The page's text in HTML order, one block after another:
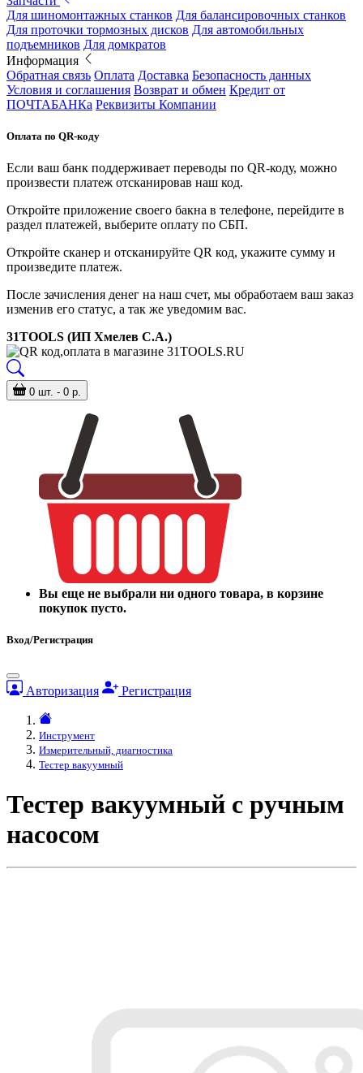
Для шиномонтажных станков Для балансировочных станков
Для проточки тормозных дисков Для автомобильных
подъемников Для домкратов
Информация
Обратная связь Оплата Доставка Безопасность данных
Условия и соглашения Возврат и обмен Кредит от
ПОЧТАБАНКа Реквизиты Компании
Оплата по QR-коду
Если ваш банк поддерживает переводы по QR-коду, можно
произвести платеж отсканировав наш код.
Откройте приложение своего бакна в телефоне, перейдите в
раздел платежей, выберите оплату по СБП.
Откройте сканер и отсканируйте QR код, укажите сумму и
произведите платеж.
После зачисления денег на наш счет, мы обработаем ваш заказ
изменив его статус, а так же уведомим вас.
31TOOLS (ИП Хмелев С.А.)
0 шт. - 0 р.
Вы еще не выбрали ни одного товара, в корзине
покупок пусто.
Вход/Регистрация
Авторизация Регистрация
Инструмент
Измерительный, диагностика
Тестер вакуумный
Тестер вакуумный с ручным
насосом